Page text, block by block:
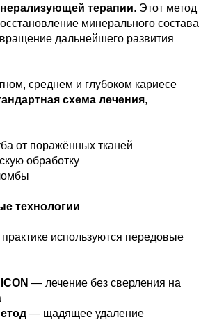
терапии. Этот метод
минерального состава
дальнейшего развития
среднем и глубоком кариесе
схема лечения,
от поражённых тканей
обработку
технологии
используются передовые
— лечение без сверления на
— щадящее удаление